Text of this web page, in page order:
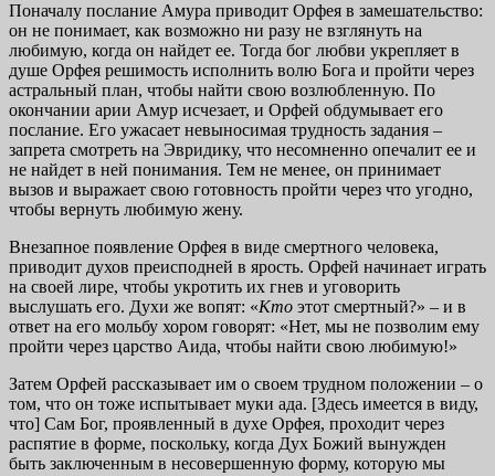
Поначалу послание Амура приводит Орфея в замешательство:
он не понимает, как возможно ни разу не взглянуть на
любимую, когда он найдет ее. Тогда бог любви укрепляет в
душе Орфея решимость исполнить волю Бога и пройти через
астральный план, чтобы найти свою возлюбленную. По
окончании арии Амур исчезает, и Орфей обдумывает его
послание. Его ужасает невыносимая трудность задания –
запрета смотреть на Эвридику, что несомненно опечалит ее и
не найдет в ней понимания. Тем не менее, он принимает
вызов и выражает свою готовность пройти через что угодно,
чтобы вернуть любимую жену.
Внезапное появление Орфея в виде смертного человека,
приводит духов преисподней в ярость. Орфей начинает играть
на своей лире, чтобы укротить их гнев и уговорить
выслушать его. Духи же вопят: «Кто этот смертный?» – и в
ответ на его мольбу хором говорят: «Нет, мы не позволим ему
пройти через царство Аида, чтобы найти свою любимую!»
Затем Орфей рассказывает им о своем трудном положении – о
том, что он тоже испытывает муки ада. [Здесь имеется в виду,
что] Сам Бог, проявленный в духе Орфея, проходит через
распятие в форме, поскольку, когда Дух Божий вынужден
быть заключенным в несовершенную форму, которую мы